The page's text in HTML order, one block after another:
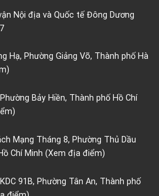
Nội địa và Quốc tế Đông Dương
Hạ, Phường Giảng Võ, Thành phố Hà
Bảy Hiền, Thành phố Hồ Chí
Mạng Tháng 8, Phường Thủ Dầu
Chí Minh (Xem địa điểm)
91B, Phường Tân An, Thành phố